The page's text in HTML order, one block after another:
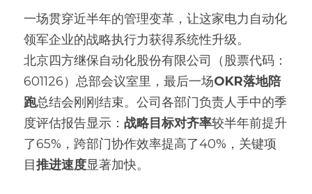
OKR教练认证/训战
经营分析会
高质量复盘
在线课程
最新洞见
现在预约
一场贯穿近半年的管理变革，让这家电力自动化
领军企业的战略执行力获得系统性升级。
北京四方继保自动化股份有限公司（股票代码：
601126）总部会议室里，最后一场OKR落地陪
跑总结会刚刚结束。公司各部门负责人手中的季
度评估报告显示： 战略目标对齐率较半年前提升
了65%，跨部门协作效率提高了40%，关键项
目推进速度显著加快。